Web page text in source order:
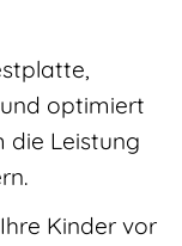
optimiert
die Leistung
Kinder vor